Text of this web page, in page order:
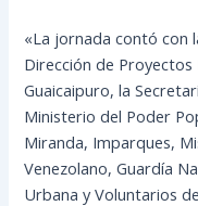
«La jornada contó con
Dirección de Proyectos
Guaicaipuro, la
Ministerio del Poder
Miranda, Imparques,
Venezolano, Guardía
Urbana y Voluntarios